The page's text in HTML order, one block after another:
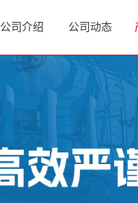
公司介绍 公司动态